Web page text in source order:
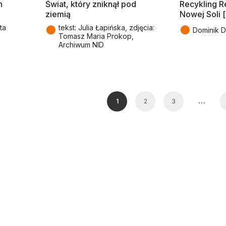
Świat, który zniknął pod
ziemią
● tekst: Julia Łapińska, zdjęcia:
Tomasz Maria Prokop,
Archiwum NID
Recykling
Nowej Soli
● Dominik
1 2 3 …